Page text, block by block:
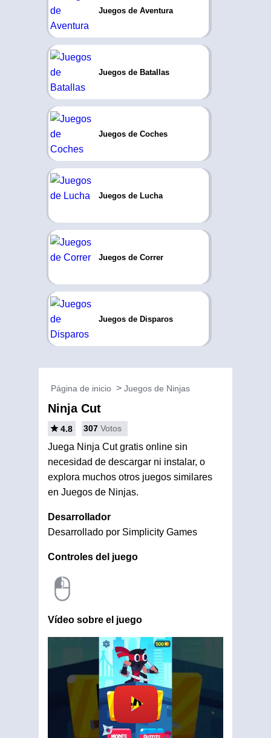
Juegos de Aventura
Juegos de Batallas
Juegos de Coches
Juegos de Lucha
Juegos de Correr
Juegos de Disparos
Página de inicio Juegos de Ninjas
Ninja Cut
4.8 307 Votos
Juega Ninja Cut gratis online sin
necesidad de descargar ni instalar, o
explora muchos otros juegos similares
en Juegos de Ninjas.
Desarrollador
Desarrollado por Simplicity Games
Controles del juego
Vídeo sobre el juego